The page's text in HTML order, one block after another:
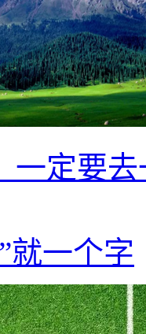
一定要
就一个字